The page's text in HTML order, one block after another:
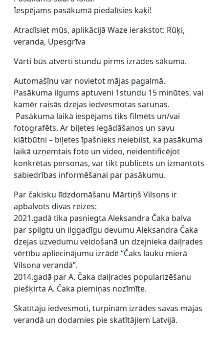
Iespējams pasākumā piedalīsies kaķi!
Atradīsiet mūs, aplikācijā Waze ierakstot: Rūķi,
veranda, Upesgrīva
Vārti būs atvērti stundu pirms izrādes sākuma.
Automašīnu var novietot mājas pagalmā.
Pasākuma ilgums aptuveni 1stundu 15 minūtes, vai
kamēr raisās dzejas iedvesmotas sarunas.
Pasākuma laikā iespējams tiks filmēts un/vai
fotografēts. Ar biļetes iegādāšanos un savu
klātbūtni – biļetes īpašnieks neiebilst, ka pasākuma
laikā uzņemtais foto un video, neidentificējot
konkrētas personas, var tikt publicēts un izmantots
sabiedrības informēšanai par pasākumu.
Par čakisku līdzdomāšanu Mārtiņš Vilsons ir
apbalvots divas reizes:
2021.gadā tika pasniegta Aleksandra Čaka balva
par spilgtu un ilggadīgu devumu Aleksandra Čaka
dzejas uzvedumu veidošanā un dzejnieka daiļrades
vērtību apliecinājumu izrādē “Čaks lauku mierā
Vilsona verandā”.
2014.gadā par A. Čaka daiļrades popularizēšanu
piešķirta A. Čaka piemiņas nozīmīte.
Skatītāju iedvesmoti, turpinām izrādes savas mājas
verandā un dodamies pie skatītājiem Latvijā.